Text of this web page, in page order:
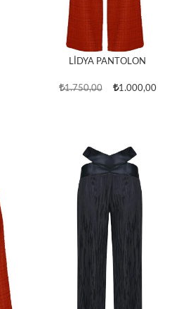
LİDYA PANTOLON
1.750,00 1.000,00